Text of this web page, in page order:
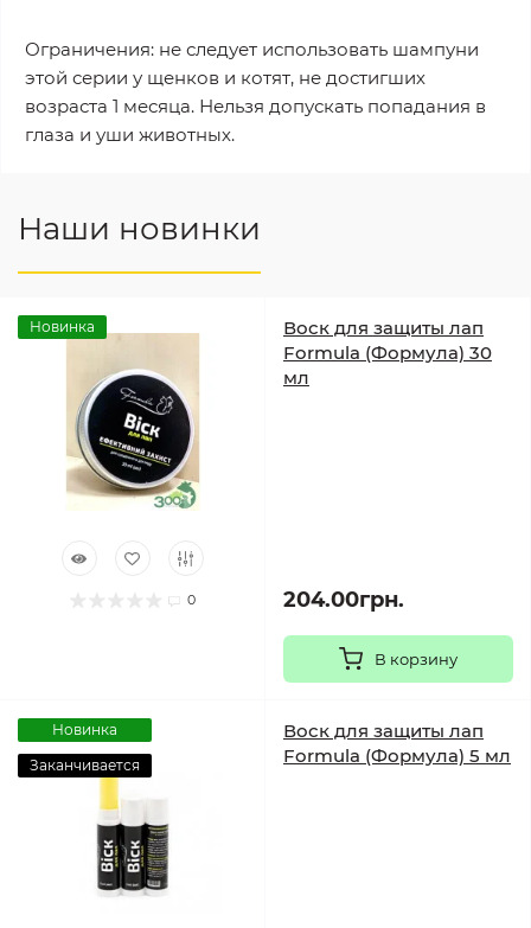
Ограничения: не следует использовать шампуни
этой серии у щенков и котят, не достигших
возраста 1 месяца. Нельзя допускать попадания в
глаза и уши животных.
Наши новинки
Новинка
0
Воск для защиты лап
Formula (Формула) 30
мл
204.00грн.
В корзину
Новинка
Заканчивается
Воск для защиты лап
Formula (Формула) 5 мл